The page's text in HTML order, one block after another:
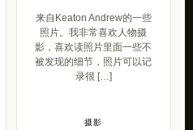
来自Keaton Andrew的一些
照片。我非常喜欢人物摄
影，喜欢读照片里面一些不
被发现的细节，照片可以记
录很 […]
摄影